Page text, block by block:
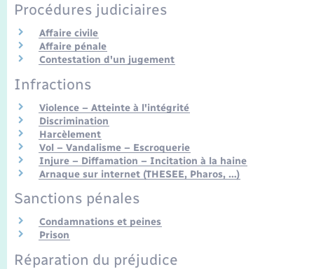
Sécurité - Prévention
Seniors
Transports
Voirie et espace public
Procédures judiciaires
Affaire civile
Affaire pénale
Contestation d'un jugement
Infractions
Violence – Atteinte à l'intégrité
Discrimination
Harcèlement
Vol – Vandalisme – Escroquerie
Injure – Diffamation – Incitation à la haine
Arnaque sur internet (THESEE, Pharos, …)
Sanctions pénales
Condamnations et peines
Prison
Réparation du préjudice